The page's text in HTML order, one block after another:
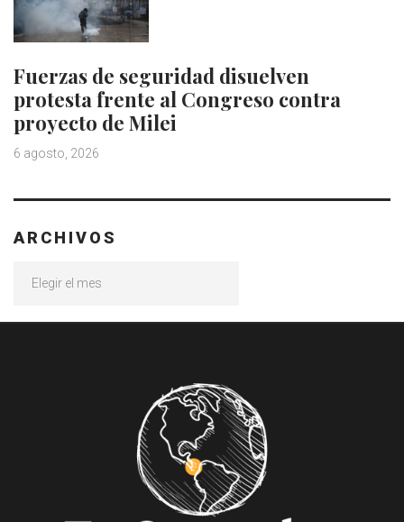
Fuerzas de seguridad disuelven
protesta frente al Congreso contra
proyecto de Milei
6 agosto, 2026
ARCHIVOS